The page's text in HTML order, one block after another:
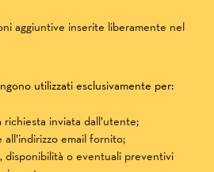
aggiuntive inserite liberamente nel
utilizzati esclusivamente per:
inviata dall’utente;
email fornito;
disponibilità o eventuali preventivi